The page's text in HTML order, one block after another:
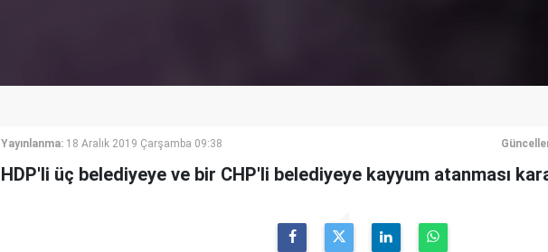
Yayınlanma: 18 Aralık 2019 Çarşamba 09:38
HDP'li üç belediyeye ve bir CHP'li belediyeye kayyum atanması